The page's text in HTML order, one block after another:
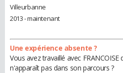
Villeurbanne
2013 - maintenant
Une expérience absente ?
Vous avez travaillé avec
n'apparaît pas dans son parcours ?